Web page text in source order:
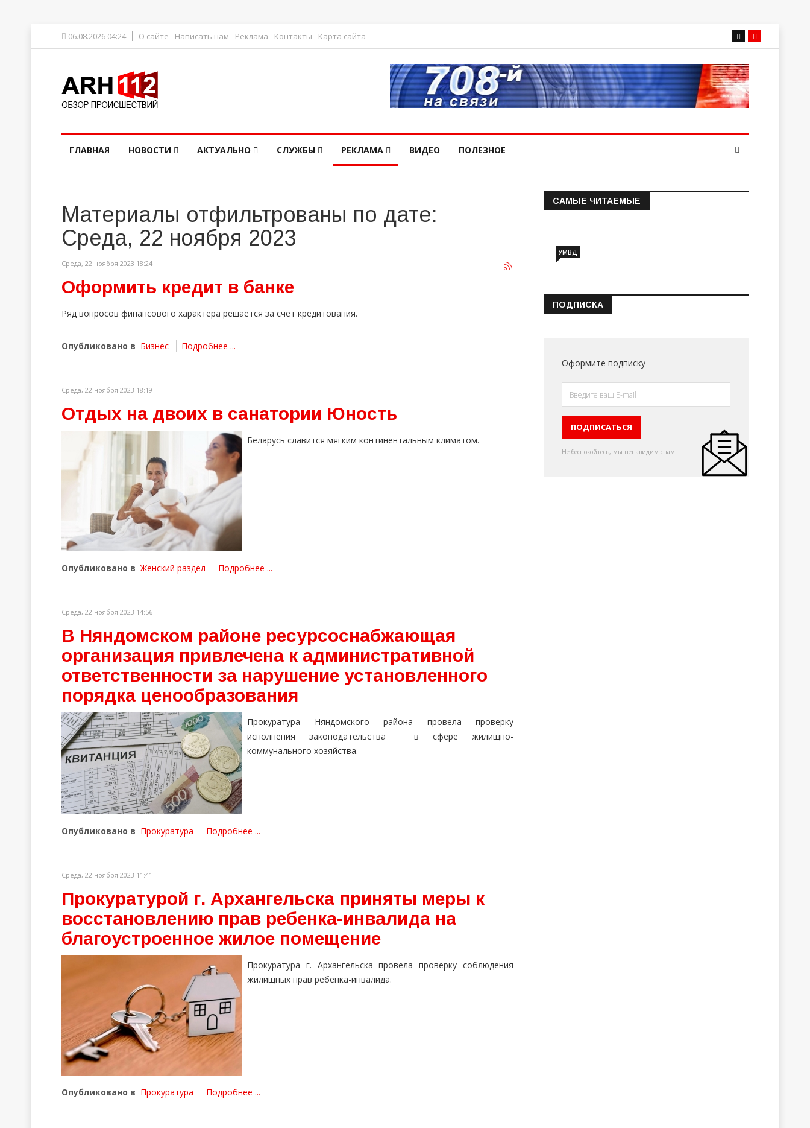
06.08.2026 04:24 О сайте Написать нам Реклама Контакты Карта сайта
ГЛАВНАЯ НОВОСТИ АКТУАЛЬНО СЛУЖБЫ РЕКЛАМА ВИДЕО ПОЛЕЗНОЕ
Материалы отфильтрованы по дате:
Среда, 22 ноября 2023
Среда, 22 ноября 2023 18:24
Оформить кредит в банке
Ряд вопросов финансового характера решается за счет кредитования.
Опубликовано в Бизнес Подробнее ...
Среда, 22 ноября 2023 18:19
Отдых на двоих в санатории Юность
Беларусь славится мягким континентальным климатом.
Опубликовано в Женский раздел Подробнее ...
Среда, 22 ноября 2023 14:56
В Няндомском районе ресурсоснабжающая
организация привлечена к административной
ответственности за нарушение установленного
порядка ценообразования
Прокуратура Няндомского района провела проверку
исполнения законодательства в сфере жилищно-
коммунального хозяйства.
Опубликовано в Прокуратура Подробнее ...
Среда, 22 ноября 2023 11:41
Прокуратурой г. Архангельска приняты меры к
восстановлению прав ребенка-инвалида на
благоустроенное жилое помещение
Прокуратура г. Архангельска провела проверку соблюдения
жилищных прав ребенка-инвалида.
Опубликовано в Прокуратура Подробнее ...
САМЫЕ ЧИТАЕМЫЕ
Информация о состоянии
УМВД
ПОДПИСКА
Оформите подписку
Не беспокойтесь, мы ненавидим спам